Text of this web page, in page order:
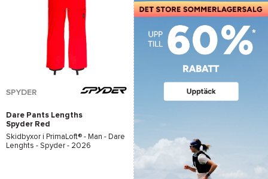
SPYDER
Dare Pants Lengths
Spyder Red
Skidbyxor i PrimaLoft® - Man - Dare
Lenghts - Spyder - 2026